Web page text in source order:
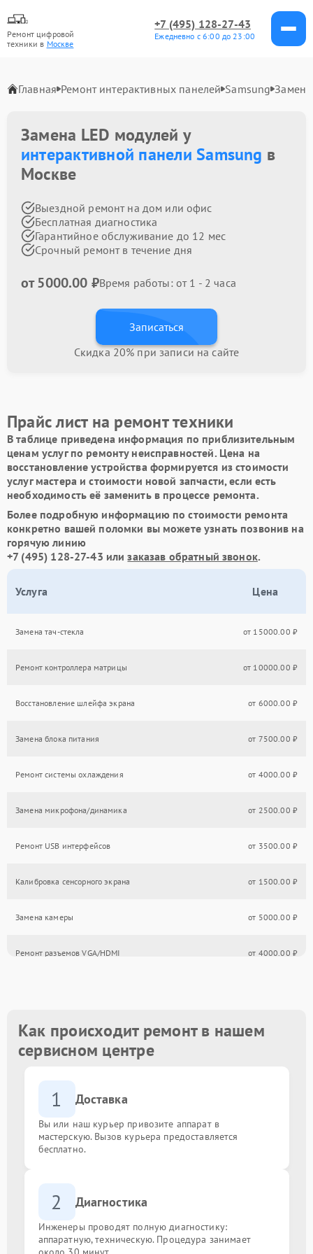
Ремонт цифровой
техники в Москве
+7 (495) 128-27-43
Ежедневно с 6:00 до 23:00
Главная Ремонт интерактивных панелей Samsung
Замена LED модулей у
интерактивной панели Samsung в
Москве
Выездной ремонт на дом или офис
Бесплатная диагностика
Гарантийное обслуживание до 12 мес
Срочный ремонт в течение дня
от 5000.00 ₽Время работы: от 1 - 2 часа
Записаться
Скидка 20% при записи на сайте
Прайс лист на ремонт техники
В таблице приведена информация по приблизительным
ценам услуг по ремонту неисправностей. Цена на
восстановление устройства формируется из стоимости
услуг мастера и стоимости новой запчасти, если есть
необходимость её заменить в процессе ремонта.
Более подробную информацию по стоимости ремонта
конкретно вашей поломки вы можете узнать позвонив на
горячую линию
+7 (495) 128-27-43 илизаказав обратный звонок.
Услуга Цена
Замена тач-стекла от 15000.00 ₽
Ремонт контроллера матрицы от 10000.00 ₽
Восстановление шлейфа экрана от 6000.00 ₽
Замена блока питания от 7500.00 ₽
Ремонт системы охлаждения от 4000.00 ₽
Замена микрофона/динамика от 2500.00 ₽
Ремонт USB интерфейсов от 3500.00 ₽
Калибровка сенсорного экрана от 1500.00 ₽
Замена камеры от 5000.00 ₽
Ремонт разъемов VGA/HDMI от 4000.00 ₽
Замена корпусных элементов
Ремонт механизма подставки/наклона
Как происходит ремонт в нашем
сервисном центре
1 Доставка
Вы или наш курьер привозите аппарат в
мастерскую. Вызов курьера предоставляется
бесплатно.
2 Диагностика
Инженеры проводят полную диагностику:
аппаратную, техническую. Процедура занимает